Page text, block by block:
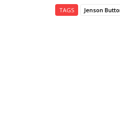
TAGS Jenson